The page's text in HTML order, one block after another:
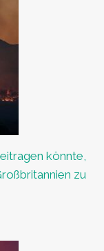
könnte,
zu